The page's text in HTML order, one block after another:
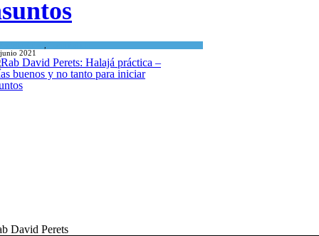
2021
David Perets